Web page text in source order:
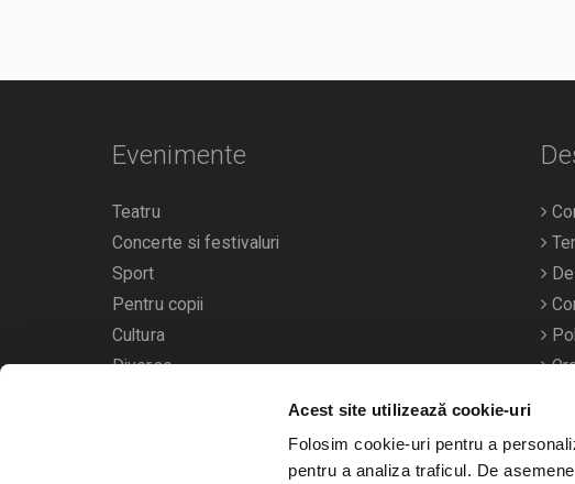
Acest site utilizează cookie-uri
Folosim cookie-uri pentru a
pentru a analiza traficul. De
Evenimente
Teatru
Concerte si festivaluri
Sport
Pentru copii
Cultura
Diverse
Calendarul evenimentelor